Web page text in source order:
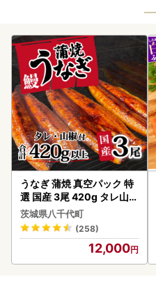
うなぎ 蒲焼 真空パック 特
選 国産 3尾 420g タレ山椒
付き うな重 ひつまぶし 訳
あり 茨城 ウナギ 鰻 個包装
人気 美味しい 小分け 八千
茨城県八千代町
(258)
12,000